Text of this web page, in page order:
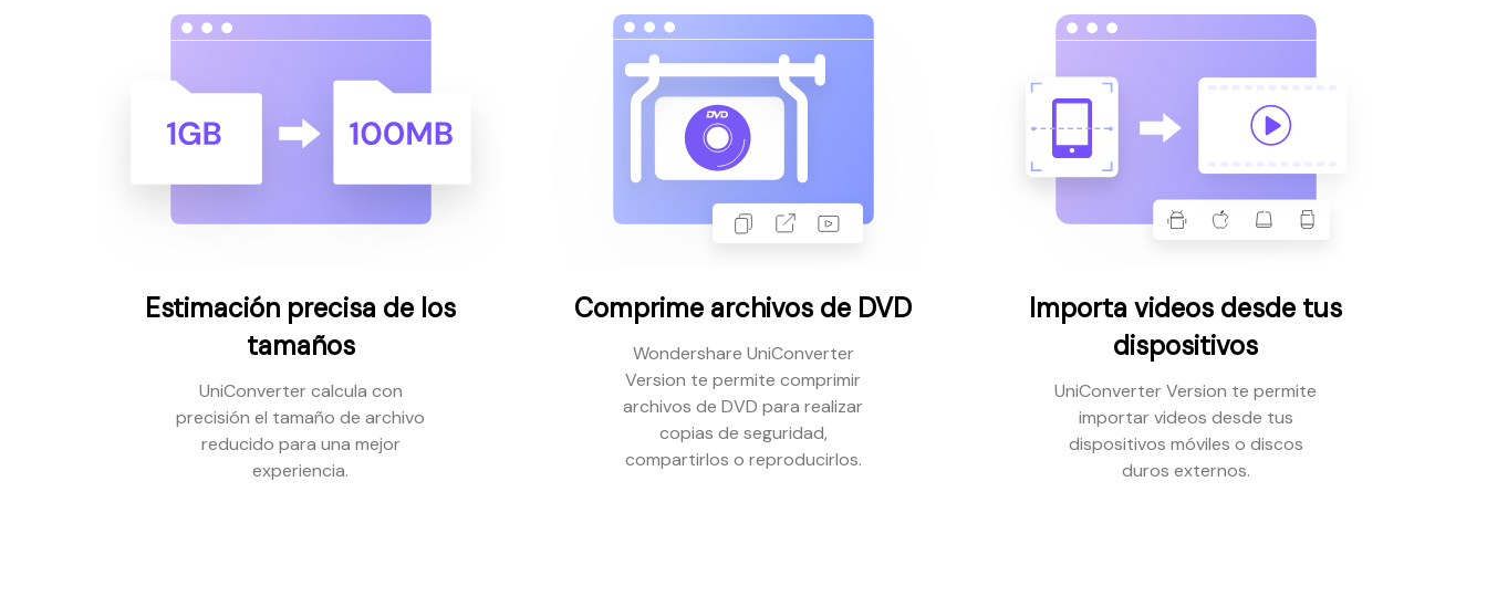
Estimación precisa de los
tamaños
UniConverter calcula con
precisión el tamaño de archivo
reducido para una mejor
experiencia.
Comprime archivos de DVD
Wondershare UniConverter
Version te permite comprimir
archivos de DVD para realizar
copias de seguridad,
compartirlos o reproducirlos.
Importa videos desde tus
dispositivos
UniConverter Version te permite
importar videos desde tus
dispositivos móviles o discos
duros externos.